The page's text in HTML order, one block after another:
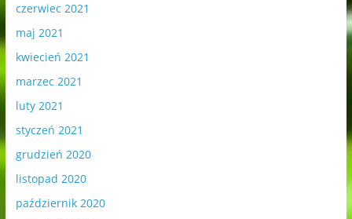
czerwiec 2021
maj 2021
kwiecień 2021
marzec 2021
luty 2021
styczeń 2021
grudzień 2020
listopad 2020
październik 2020